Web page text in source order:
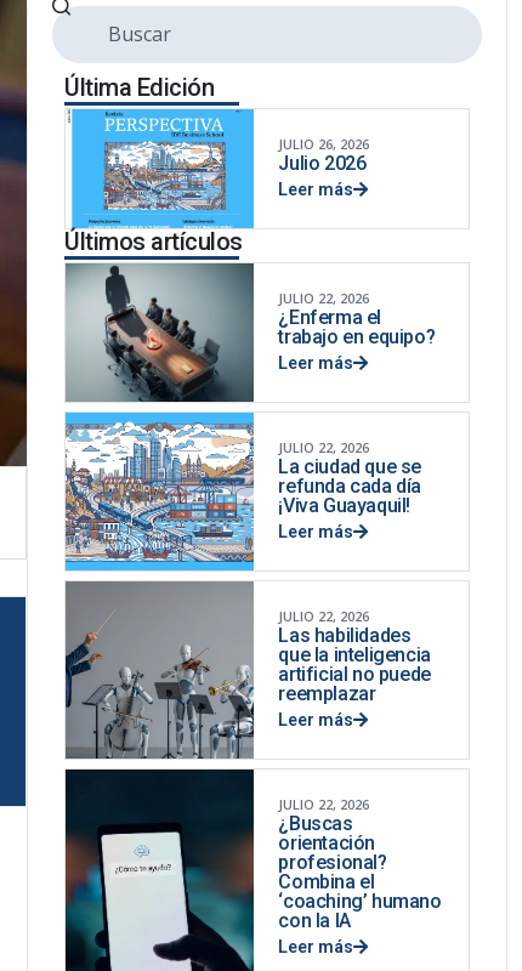
Última Edición
JULIO 26, 2026
Julio 2026
Leer más
Últimos artículos
JULIO 22, 2026
¿Enferma el
trabajo en equipo?
Leer más
JULIO 22, 2026
La ciudad que se
refunda cada día
¡Viva Guayaquil!
Leer más
JULIO 22, 2026
Las habilidades
que la inteligencia
artificial no puede
reemplazar
Leer más
JULIO 22, 2026
¿Buscas
orientación
profesional?
Combina el
‘coaching’ humano
con la IA
Leer más